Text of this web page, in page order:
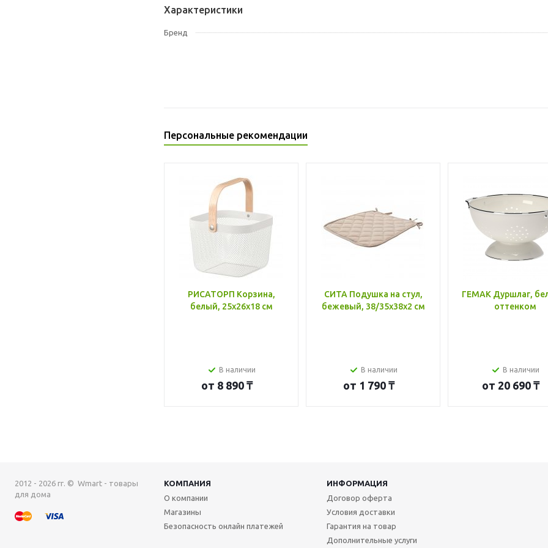
Характеристики
Бренд
Персональные рекомендации
РИСАТОРП Корзина,
белый, 25x26x18 см
В наличии
от 8 890 ₸
СИТА Подушка на стул,
бежевый, 38/35x38x2 см
В наличии
от 1 790 ₸
ГЕМАК Дуршлаг,
оттенком
В наличии
от 20 690 ₸
2012 - 2026 гг. © Wmart - товары
для дома
КОМПАНИЯ
ИНФОРМАЦИЯ
О компании
Магазины
Безопасность онлайн платежей
Договор оферта
Условия доставки
Гарантия на товар
Дополнительные услуги